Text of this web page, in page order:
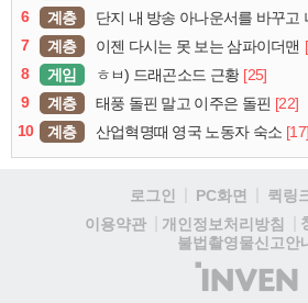
6
계층 단지 내 방송 아나운서를 바꾸고 나서 집중도가 확 올라갔
7
계층 이젠 다시는 못 보는 삼파이더맨
8
게임 ㅎㅂ) 드래곤소드 근황 [25]
9
계층 태풍 돌핀 말고 이주은 돌핀 [22]
10
계층 산업혁명때 영국 노동자 숙소 [17]
로그인 PC화면 퀵링
이용약관
개인정보처리방침
불법촬영물신고안
(주)
인